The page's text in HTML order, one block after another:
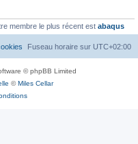
membre le plus récent est abaqus
Fuseau horaire sur UTC+02:00
© phpBB Limited
©Miles Cellar